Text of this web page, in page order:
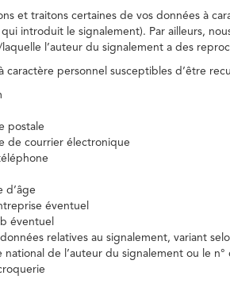
et traitons certaines de vos données à
introduit le signalement). Par ailleurs,
l’auteur du signalement a des
caractère personnel susceptibles d’être
postale
de courrier électronique
d’âge
éventuel
éventuel
relatives au signalement, variant
national de l’auteur du signalement ou le